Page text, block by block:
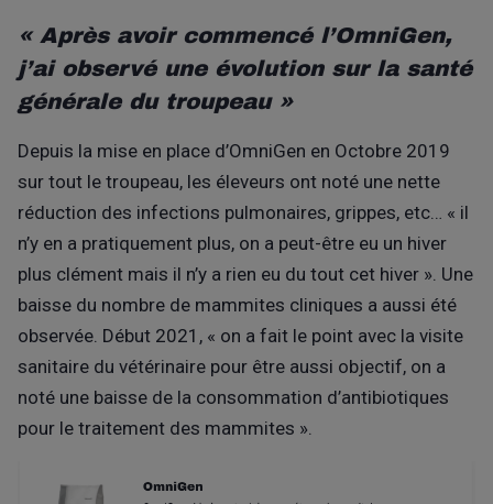
« Après avoir commencé l’OmniGen,
j’ai observé une évolution sur la santé
générale du troupeau »
Depuis la mise en place d’OmniGen en Octobre 2019
sur tout le troupeau, les éleveurs ont noté une nette
réduction des infections pulmonaires, grippes, etc… « il
n’y en a pratiquement plus, on a peut-être eu un hiver
plus clément mais il n’y a rien eu du tout cet hiver ». Une
baisse du nombre de mammites cliniques a aussi été
observée. Début 2021, « on a fait le point avec la visite
sanitaire du vétérinaire pour être aussi objectif, on a
noté une baisse de la consommation d’antibiotiques
pour le traitement des mammites ».